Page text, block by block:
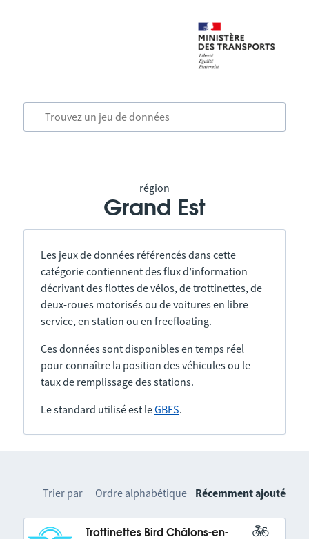
région
Grand Est
Les jeux de données référencés dans cette
catégorie contiennent des flux d’information
décrivant des flottes de vélos, de trottinettes, de
deux-roues motorisés ou de voitures en libre
service, en station ou en freefloating.
Ces données sont disponibles en temps réel
pour connaître la position des véhicules ou le
taux de remplissage des stations.
Le standard utilisé est leGBFS.
Trier par Ordre alphabétique Récemment ajouté
Trottinettes Bird Châlons-en-